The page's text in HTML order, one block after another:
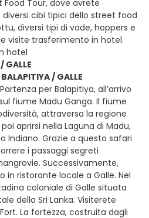
Food Tour, dove avrete
diversi cibi tipici dello street food
diversi tipi di vade, hoppers e
visite trasferimento in hotel.
hotel
GALLE
/ GALLE
per Balapitiya, all’arrivo
fiume Madu Ganga. Il fiume
attraversa la regione
aprirsi nella Laguna di Madu,
Indiano. Grazie a questo safari
i passaggi segreti
Successivamente,
in ristorante locale a Galle. Nel
coloniale di Galle situata
dello Sri Lanka. Visiterete
La fortezza, costruita dagli